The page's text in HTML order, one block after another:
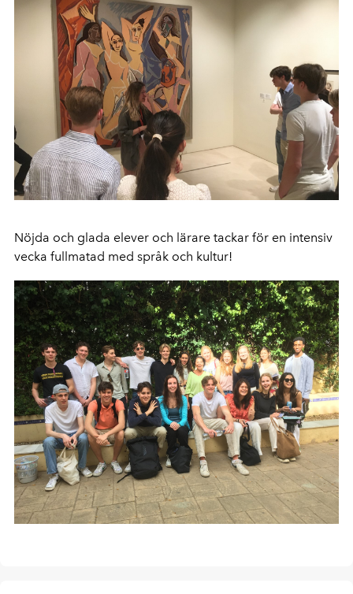
Nöjda och glada elever och lärare tackar för en intensiv
vecka fullmatad med språk och kultur!